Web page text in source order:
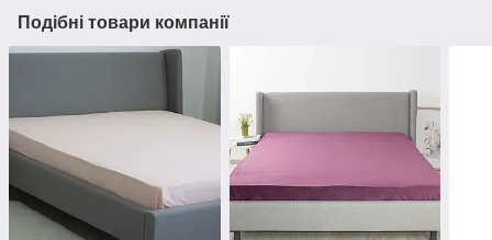
Подібні товари компанії